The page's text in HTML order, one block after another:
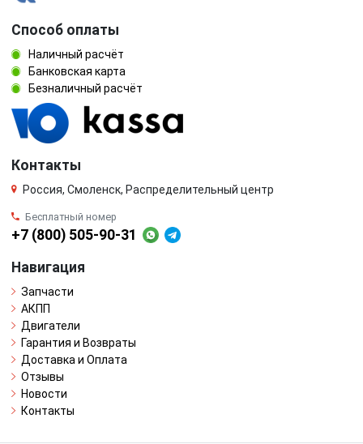
Способ оплаты
Наличный расчёт
Банковская карта
Безналичный расчёт
Контакты
Россия, Смоленск, Распределительный центр
Бесплатный номер
+7 (800) 505-90-31
Навигация
Запчасти
АКПП
Двигатели
Гарантия и Возвраты
Доставка и Оплата
Отзывы
Новости
Контакты